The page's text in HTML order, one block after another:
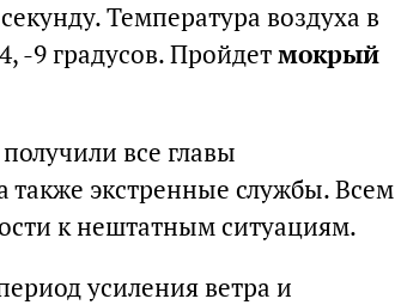
Температура воздуха в
-9 градусов. Пройдетмокрый
все главы
экстренные службы. Всем
к нештатным ситуациям.
усиления ветра и